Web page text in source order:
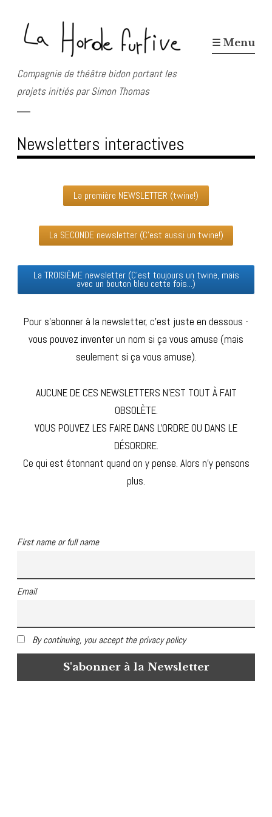
Skip
to
Compagnie de théâtre bidon portant les
projets initiés par Simon Thomas
☰ Menu
Newsletters interactives
La première NEWSLETTER (twine!)
La SECONDE newsletter (C'est aussi un twine!)
La TROISIÈME newsletter (C'est toujours un twine, mais
avec un bouton bleu cette fois...)
Pour s'abonner à la newsletter, c'est juste en dessous -
vous pouvez inventer un nom si ça vous amuse (mais
seulement si ça vous amuse).
AUCUNE DE CES NEWSLETTERS N'EST TOUT À FAIT
OBSOLÈTE.
VOUS POUVEZ LES FAIRE DANS L'ORDRE OU DANS LE
DÉSORDRE.
Ce qui est étonnant quand on y pense. Alors n'y pensons
plus.
First name or full name
Email
By continuing, you accept the privacy policy